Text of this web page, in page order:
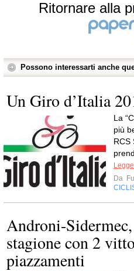
Ritornare alla
Possono interessarti anche
Un Giro d’Italia
La
più
RCS
Da
Androni-
stagione con 2
piazzamenti